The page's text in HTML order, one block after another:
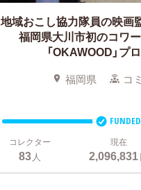
地域おこし協力隊員の映画
福岡県大川市初のコワ
「OKAWOOD」プ
福岡県 コ
FUNDED
コレクター
83人
現在
2,096,831